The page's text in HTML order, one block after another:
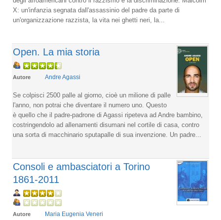
X: un'infanzia segnata dall'assassinio del padre da parte di
un'organizzazione razzista, la vita nei ghetti neri, la...
Open. La mia storia
Autore Andre Agassi
Se colpisci 2500 palle al giorno, cioè un milione di palle
l'anno, non potrai che diventare il numero uno. Questo
è quello che il padre-padrone di Agassi ripeteva ad Andre bambino,
costringendolo ad allenamenti disumani nel cortile di casa, contro
una sorta di macchinario sputapalle di sua invenzione. Un padre...
Consoli e ambasciatori a Torino
1861-2011
Autore Maria Eugenia Veneri